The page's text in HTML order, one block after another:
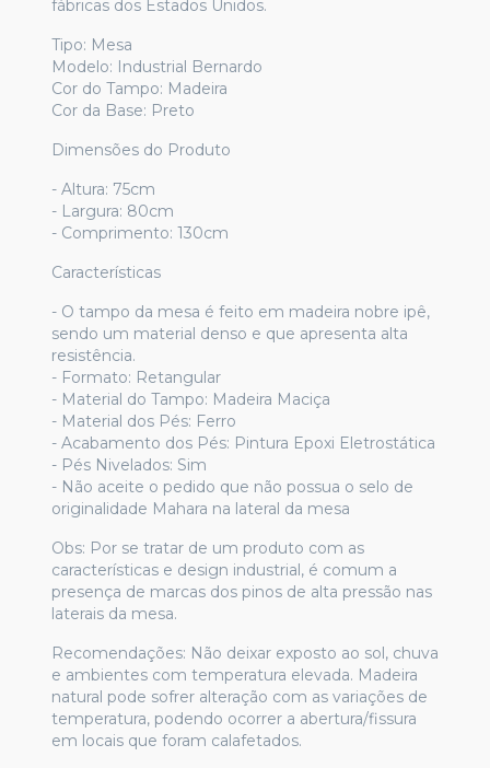
fábricas dos Estados Unidos.
Tipo: Mesa
Modelo: Industrial Bernardo
Cor do Tampo: Madeira
Cor da Base: Preto
Dimensões do Produto
- Altura: 75cm
- Largura: 80cm
- Comprimento: 130cm
Características
- O tampo da mesa é feito em madeira nobre ipê,
sendo um material denso e que apresenta alta
resistência.
- Formato: Retangular
- Material do Tampo: Madeira Maciça
- Material dos Pés: Ferro
- Acabamento dos Pés: Pintura Epoxi Eletrostática
- Pés Nivelados: Sim
- Não aceite o pedido que não possua o selo de
originalidade Mahara na lateral da mesa
Obs: Por se tratar de um produto com as
características e design industrial, é comum a
presença de marcas dos pinos de alta pressão nas
laterais da mesa.
Recomendações: Não deixar exposto ao sol, chuva
e ambientes com temperatura elevada. Madeira
natural pode sofrer alteração com as variações de
temperatura, podendo ocorrer a abertura/fissura
em locais que foram calafetados.